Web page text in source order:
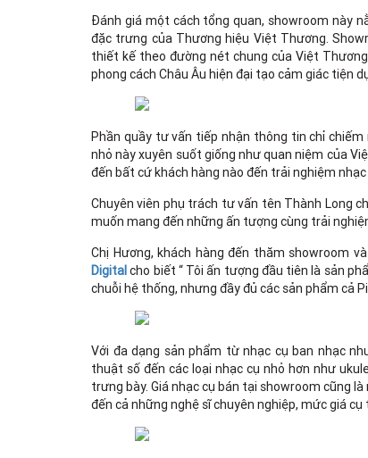
Đánh giá một cách tổng quan, showroom này
đặc trưng của Thương hiệu Việt Thương.
thiết kế theo đường nét chung của Việt
phong cách Châu Âu hiện đại tạo cảm giác tiện
Phần quầy tư vấn tiếp nhận thông tin chỉ
nhỏ này xuyên suốt giống như quan niệm của
đến bất cứ khách hàng nào đến trải nghiệm
Chuyên viên phụ trách tư vấn tên Thành Long
muốn mang đến những ấn tượng cùng trải
Chị Hương, khách hàng đến thăm showroom
Digitalcho biết “ Tôi ấn tượng đầu tiên là sản
chuỗi hệ thống, nhưng đầy đủ các sản phẩm cả
Với đa dạng sản phẩm từ nhạc cụ ban nhạc
thuật số đến các loại nhạc cụ nhỏ hơn như
trưng bày. Giá nhạc cụ bán tại showroom cũng
đến cả những nghệ sĩ chuyên nghiệp, mức giá